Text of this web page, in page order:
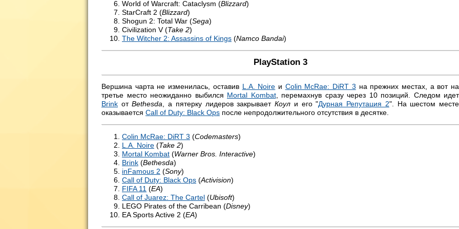
World of Warcraft: Cataclysm (Blizzard)
StarCraft 2 (Blizzard)
Shogun 2: Total War (Sega)
Civilization V (Take 2)
The Witcher 2: Assassins of Kings (Namco Bandai)
PlayStation 3
Вершина чарта не изменилась, оставив L.A. Noire и Colin McRae: DiRT 3 на прежних местах, а вот на
третье место неожиданно выбился Mortal Kombat, перемахнув сразу через 10 позиций. Следом идет
Brink отBethesda , а пятерку лидеров закрываетКоул и его "Дурная Репутация 2". На шестом месте
оказывается Call of Duty: Black Ops после непродолжительного отсутствия в десятке.
Colin McRae: DiRT 3 (Codemasters)
L.A. Noire (Take 2)
Mortal Kombat (Warner Bros. Interactive)
Brink (Bethesda)
inFamous 2 (Sony)
Call of Duty: Black Ops (Activision)
FIFA 11 (EA)
Call of Juarez: The Cartel (Ubisoft)
LEGO Pirates of the Carribean (Disney)
EA Sports Active 2 (EA)